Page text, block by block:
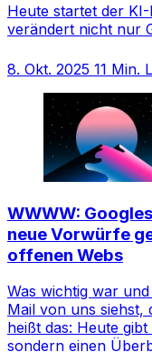
Heute startet der
verändert nicht nur
8. Okt. 2025 11 Min.
WWWW:
neue Vorwürfe
offenen Webs
Was wichtig war
Mail von uns siehst,
heißt das: Heute
sondern einen